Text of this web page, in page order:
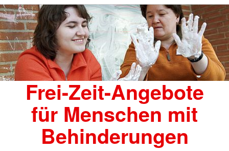
Frei-Zeit-Angebote
für Menschen mit
Behinderungen